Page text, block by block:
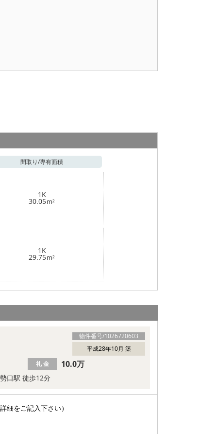
間取り/専有面積
1K
30.05m²
1K
29.75m²
物件番号/1026720603
平成28年10月 築
口駅 徒歩12分
礼 金 10.0万
細をご記入下さい）